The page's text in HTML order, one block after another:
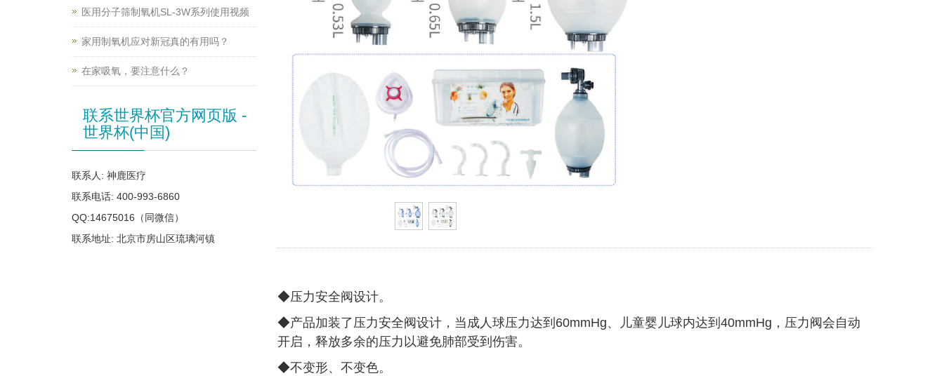
◆压力安全阀设计。
◆产品加装了压力安全阀设计，当成人球压力达到60mmHg、儿童婴儿球内达到40mmHg，压力阀会自动
开启，释放多余的压力以避免肺部受到伤害。
◆不变形、不变色。
医用分子筛制氧机SL-3W系列使用视频
家用制氧机应对新冠真的有用吗？
在家吸氧，要注意什么？
联系世界杯官方网页版 -
世界杯(中国)
联系人: 神鹿医疗
联系电话: 400-993-6860
QQ:14675016（同微信）
联系地址: 北京市房山区琉璃河镇